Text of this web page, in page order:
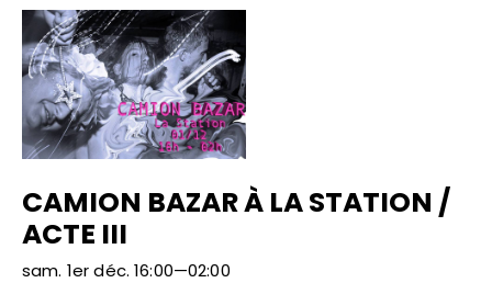
CAMION BAZAR À LA STATION /
ACTE III
sam. 1er déc. 16:00—02:00